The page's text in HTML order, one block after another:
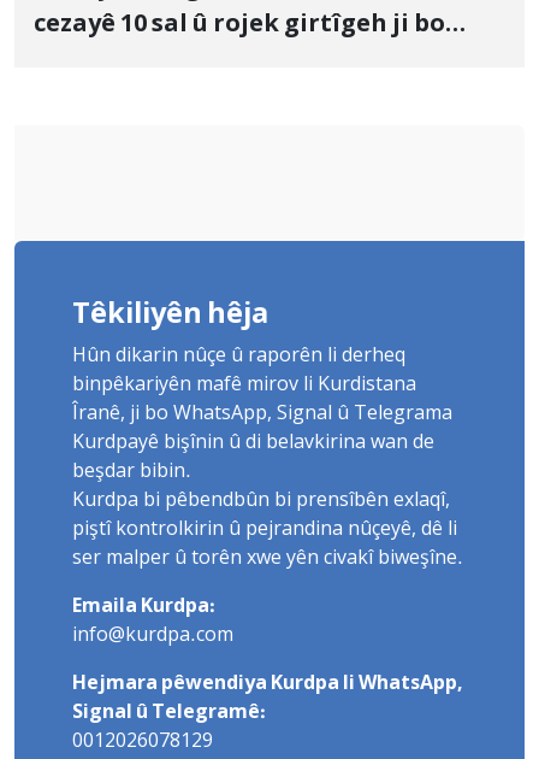
cezayê 10 sal û rojek girtîgeh ji bo
Têkiliyên hêja
Hûn dikarin nûçe û raporên li derheq
binpêkariyên mafê mirov li Kurdistana
Îranê, ji bo WhatsApp, Signal û Telegrama
Kurdpayê bişînin û di belavkirina wan de
beşdar bibin.
Kurdpa bi pêbendbûn bi prensîbên exlaqî,
piştî kontrolkirin û pejrandina nûçeyê, dê li
ser malper û torên xwe yên civakî biweşîne.
Emaila Kurdpa:
info@kurdpa.com
Hejmara pêwendiya Kurdpa li WhatsApp,
Signal û Telegramê:
0012026078129